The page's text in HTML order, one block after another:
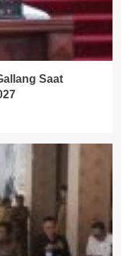
Saat